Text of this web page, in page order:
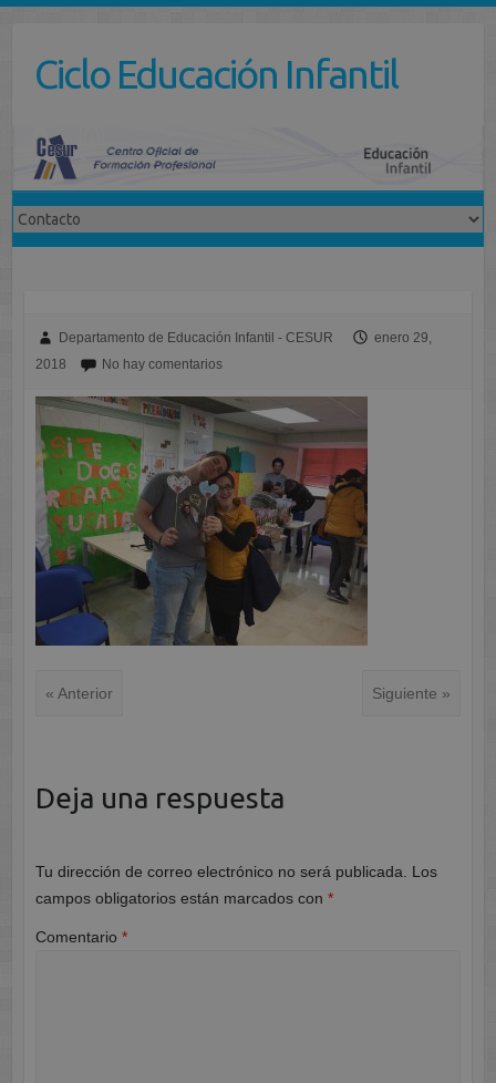
contenidoCiclo Educación Infantil
Departamento de Educación Infantil - CESUR
enero 29,
2018
No hay comentarios
« Anterior Siguiente »
Deja una respuesta
Tu dirección de correo electrónico no será publicada.
Los
campos obligatorios están marcados con *
Comentario *